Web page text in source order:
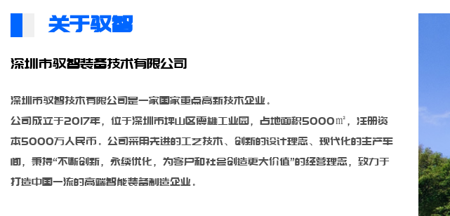
关于驭智
深圳市驭智装备技术有限公司
深圳市驭智技术有限公司是一家国家重点高新技术企业。
公司成立于2017年，位于深圳市坪山区震雄工业园，占地面积5000㎡，注册资
本5000万人民币。公司采用先进的工艺技术、创新的设计理念、现代化的生产车
间，秉持“不断创新，永续优化，为客户和社会创造更大价值”的经营理念，致力于
打造中国一流的高端智能装备制造企业。